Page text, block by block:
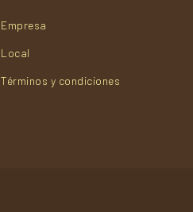
Empresa
Local
Términos y condiciones